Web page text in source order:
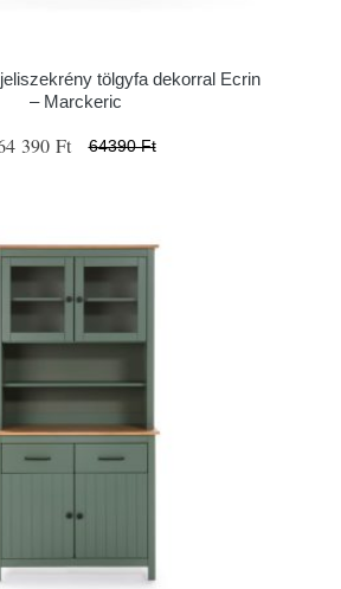
tölgyfa dekorral Ecrin
– Marckeric
390 Ft 64390 Ft